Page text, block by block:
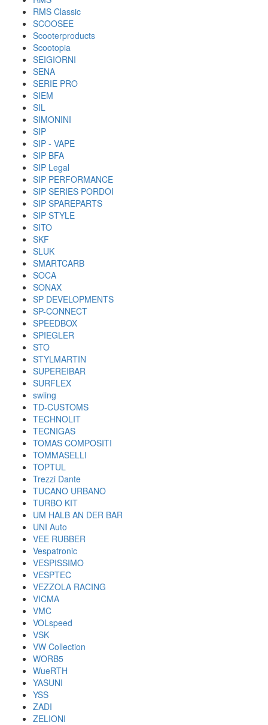
RMS Classic
SCOOSEE
Scooterproducts
Scootopia
SEIGIORNI
SENA
SERIE PRO
SIEM
SIL
SIMONINI
SIP
SIP - VAPE
SIP BFA
SIP Legal
SIP PERFORMANCE
SIP SERIES PORDOI
SIP SPAREPARTS
SIP STYLE
SITO
SKF
SLUK
SMARTCARB
SOCA
SONAX
SP DEVELOPMENTS
SP-CONNECT
SPEEDBOX
SPIEGLER
STO
STYLMARTIN
SUPEREIBAR
SURFLEX
swiing
TD-CUSTOMS
TECHNOLIT
TECNIGAS
TOMAS COMPOSITI
TOMMASELLI
TOPTUL
Trezzi Dante
TUCANO URBANO
TURBO KIT
UM HALB AN DER BAR
UNI Auto
VEE RUBBER
Vespatronic
VESPISSIMO
VESPTEC
VEZZOLA RACING
VICMA
VMC
VOLspeed
VSK
VW Collection
WORB5
WueRTH
YASUNI
YSS
ZADI
ZELIONI